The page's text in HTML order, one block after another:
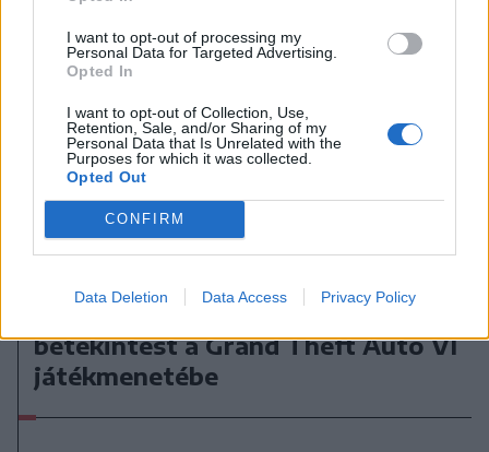
I want to opt-out of processing my
Personal Data for Targeted Advertising.
Opted In
I want to opt-out of Collection, Use,
Retention, Sale, and/or Sharing of my
Personal Data that Is Unrelated with the
Purposes for which it was collected.
Opted Out
CONFIRM
Data Deletion Data Access Privacy Policy
Netflixen kaphatunk először
betekintést a Grand Theft Auto VI
játékmenetébe